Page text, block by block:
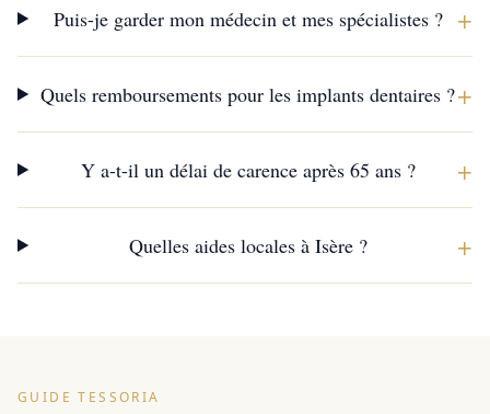
Puis-je garder mon médecin et mes spécialistes ? +
Quels remboursements pour les implants dentaires ?+
Y a-t-il un délai de carence après 65 ans ? +
Quelles aides locales à Isère ? +
GUIDE TESSORIA